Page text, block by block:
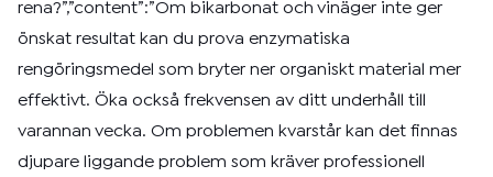
rena?”,”content”:”Om bikarbonat och vinäger inte ger
önskat resultat kan du prova enzymatiska
rengöringsmedel som bryter ner organiskt material mer
effektivt. Öka också frekvensen av ditt underhåll till
varannan vecka. Om problemen kvarstår kan det finnas
djupare liggande problem som kräver professionell